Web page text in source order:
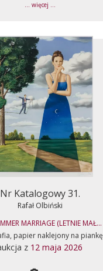
... więcej ...
Nr Katalogowy 31.
Rafał Olbiński
MARRIAGE (LETNIE MAŁ...
papier naklejony na piankę
z 12 maja 2026